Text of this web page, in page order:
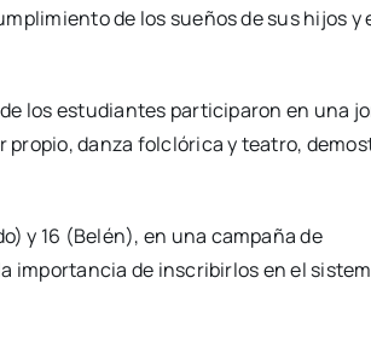
de los sueños de sus hijos y
los estudiantes participaron en una
danza folclórica y teatro,
y 16 (Belén), en una campaña de
importancia de inscribirlos en el